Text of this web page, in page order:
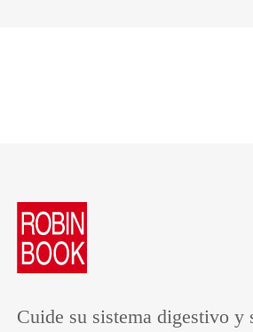
Cuide su sistema digestivo y